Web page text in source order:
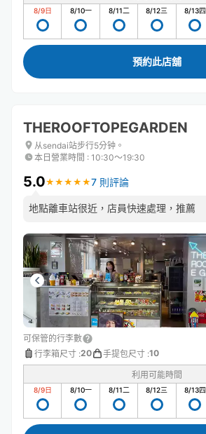
8/9日 8/10一 8/11二 8/12三 8/13四
預約此店舖
THEROOFTOPEGARDEN
从sendai站步行5分钟。
本日營業時間 : 10:30〜19:30
5.0★ ★ ★ ★ ★
★ ★ ★ ★ ★7 則評論
地點離車站很近，店員快速處理，推薦
可保管的行李數
行李箱尺寸 :20 手提包尺寸 :10
利用可能時間
8/9日 8/10一 8/11二 8/12三 8/13四